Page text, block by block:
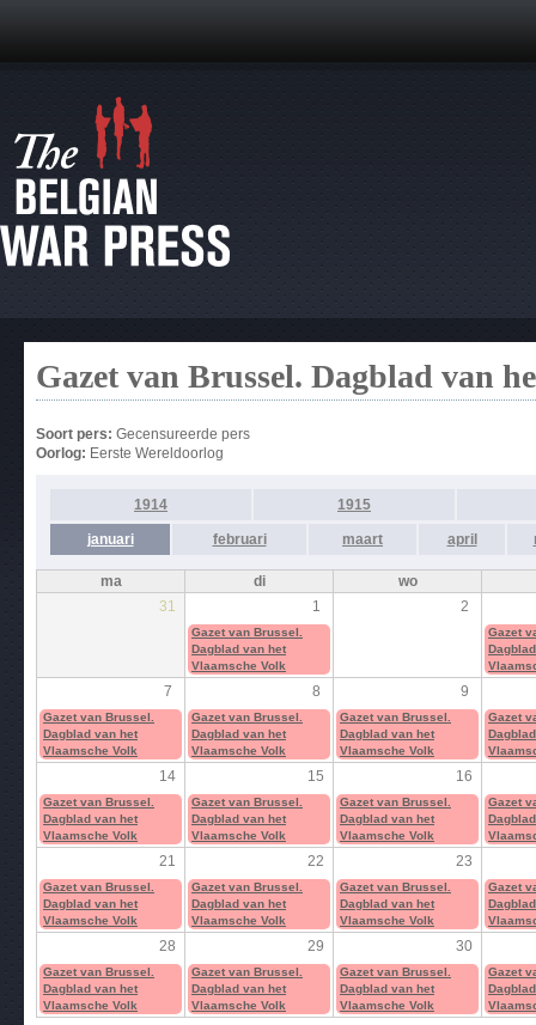
Gazet van Brussel. Dagblad van
Soort pers: Gecensureerde pers
Oorlog: Eerste Wereldoorlog
1914 1915
januari februari maart april
ma di
wo
31
1 2
Gazet van Brussel.
Dagblad van het
Vlaamsche Volk
Gazet
7 8 9
Gazet van Brussel.
Dagblad van het
Vlaamsche Volk
Gazet van Brussel.
Dagblad van het
Vlaamsche Volk
Gazet van Brussel.
Dagblad van het
Vlaamsche Volk
Gazet
14 15 16
Gazet van Brussel.
Dagblad van het
Vlaamsche Volk
Gazet van Brussel.
Dagblad van het
Vlaamsche Volk
Gazet van Brussel.
Dagblad van het
Vlaamsche Volk
Gazet
21 22 23
Gazet van Brussel.
Dagblad van het
Vlaamsche Volk
Gazet van Brussel.
Dagblad van het
Vlaamsche Volk
Gazet van Brussel.
Dagblad van het
Vlaamsche Volk
Gazet
28 29 30
Gazet van Brussel.
Dagblad van het
Vlaamsche Volk
Gazet van Brussel.
Dagblad van het
Vlaamsche Volk
Gazet van Brussel.
Dagblad van het
Vlaamsche Volk
Gazet